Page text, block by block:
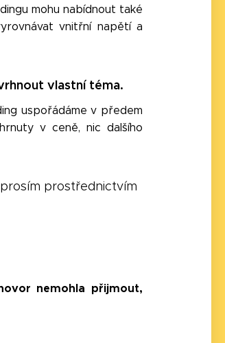
mohu nabídnout také
vnitřní napětí a
vlastní téma.
uspořádáme v předem
v ceně, nic dalšího
prostřednictvím
nemohla přijmout,